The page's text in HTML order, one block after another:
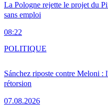
La Pologne rejette le projet du
sans emploi
08:22
Sánchez riposte contre Meloni :
rétorsion
07.08.2026
POLITIQUE